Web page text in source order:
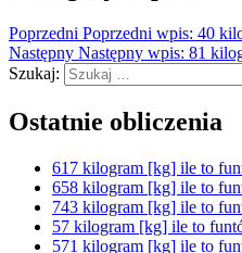
Poprzedni Poprzedni wpis: 40
Następny Następny wpis: 81
Szukaj:
Ostatnie obliczenia
617 kilogram [kg] ile to
658 kilogram [kg] ile to
743 kilogram [kg] ile to
57 kilogram [kg] ile to
571 kilogram [kg] ile to